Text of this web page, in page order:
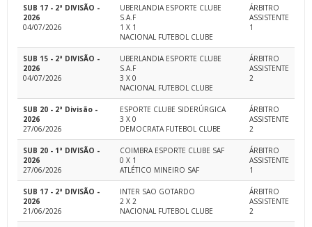
SUB 17 - 2ª DIVISÃO -
2026
04/07/2026
UBERLANDIA ESPORTE CLUBE
S.A.F
1 X 1
NACIONAL FUTEBOL CLUBE
ÁRBITRO
ASSISTENTE
1
SUB 15 - 2ª DIVISÃO -
2026
04/07/2026
UBERLANDIA ESPORTE CLUBE
S.A.F
3 X 0
NACIONAL FUTEBOL CLUBE
ÁRBITRO
ASSISTENTE
2
SUB 20 - 2ª Divisão -
2026
27/06/2026
ESPORTE CLUBE SIDERÚRGICA
3 X 0
DEMOCRATA FUTEBOL CLUBE
ÁRBITRO
ASSISTENTE
2
SUB 20 - 1ª DIVISÃO -
2026
27/06/2026
COIMBRA ESPORTE CLUBE SAF
0 X 1
ATLÉTICO MINEIRO SAF
ÁRBITRO
ASSISTENTE
1
SUB 17 - 2ª DIVISÃO -
2026
21/06/2026
INTER SAO GOTARDO
2 X 2
NACIONAL FUTEBOL CLUBE
ÁRBITRO
ASSISTENTE
2